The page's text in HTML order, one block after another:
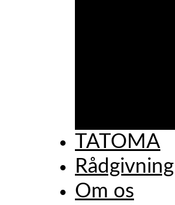
TATOMA
Rådgivning
Om os